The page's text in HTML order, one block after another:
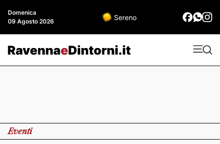
Domenica
09 Agosto 2026
Sereno
Eventi